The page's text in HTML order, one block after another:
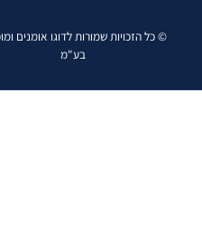
© כל הזכויות שמורות לדוגו אומנים
בע"מ